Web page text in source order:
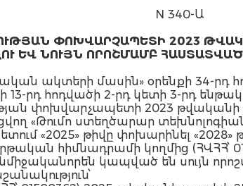
N 340-Ա
ՓՈԽՎԱՐՉԱՊԵՏԻ 2023
ԵՎ ՆՈՒՅՆ ՈՐՈՇՄԱՄԲ
ակտերի մասին» օրենքի 34-րդ
13-րդ հոդվածի 2-րդ կետի 3-րդ
փոխվարչապետի 2023 թվականի
«Թումո ստեղծարար
«2025» թիվը փոխարինել «2028»
հիմնադրամի կողմից (ՀՎՀՀ՝
կապված են սույն